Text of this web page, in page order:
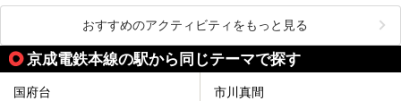
おすすめのアクティビティをもっと見る
京成電鉄本線の駅から同じテーマで探す
国府台 市川真間